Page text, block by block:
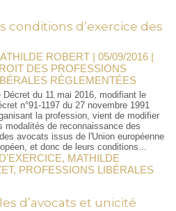
conditions d’exercice des
ROBERT | 05/09/2016 |
DES PROFESSIONS
RÉGLEMENTÉES
Décret du 11 mai 2016, modifiant le
n°91-1197 du 27 novembre 1991
la profession, vient de modifier
modalités de reconnaissance des
avocats issus de l'Union européenne
et donc de leurs conditions...
, MATHILDE
, PROFESSIONS LIBÉRALES
d’avocats et unicité